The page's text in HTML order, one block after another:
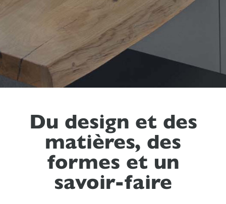
Du design et des
matières, des
formes et un
savoir-faire